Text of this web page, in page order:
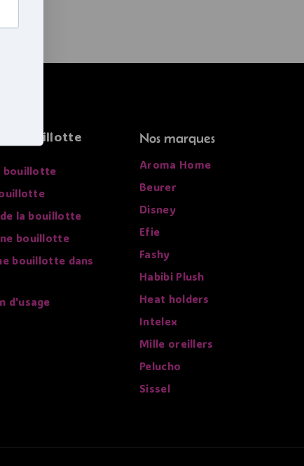
la bouillotte
bouillotte
la bouillotte
bouillotte
bouillotte dans
d'usage
Nos marques
Aroma Home
Beurer
Disney
Efie
Fashy
Habibi Plush
Heat holders
Intelex
Mille oreillers
Pelucho
Sissel